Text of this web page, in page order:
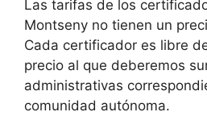
Las tarifas de los
Montseny no tienen un
Cada certificador es libre
precio al que deberemos
administrativas
comunidad autónoma.